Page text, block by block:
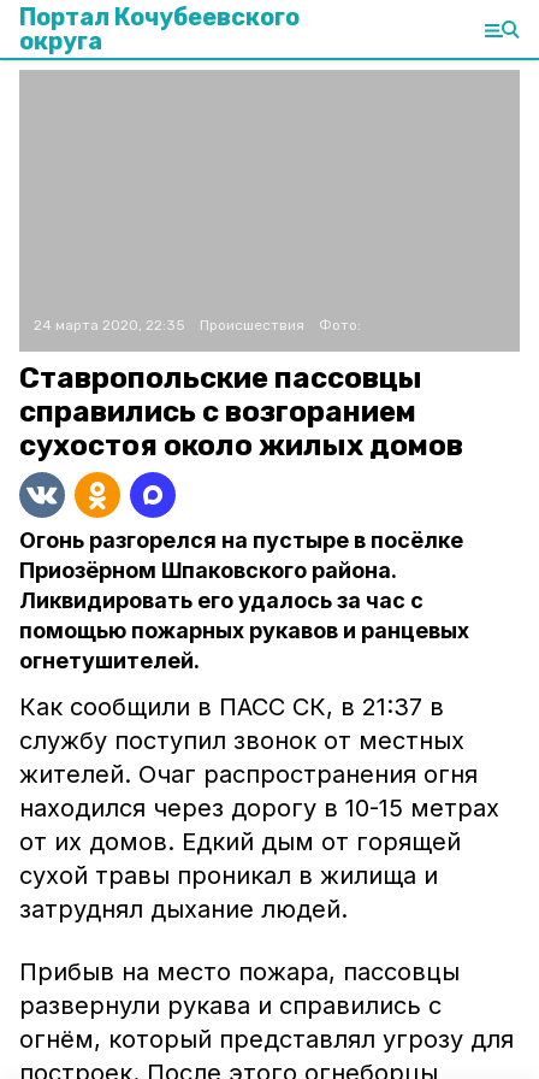
Портал Кочубеевского
округа
24 марта 2020, 22:35 Происшествия Фото:
Ставропольские пассовцы
справились с возгоранием
сухостоя около жилых домов
Огонь разгорелся на пустыре в посёлке
Приозёрном Шпаковского района.
Ликвидировать его удалось за час с
помощью пожарных рукавов и ранцевых
огнетушителей.
Как сообщили в ПАСС СК, в 21:37 в
службу поступил звонок от местных
жителей. Очаг распространения огня
находился через дорогу в 10-15 метрах
от их домов. Едкий дым от горящей
сухой травы проникал в жилища и
затруднял дыхание людей.
Прибыв на место пожара, пассовцы
развернули рукава и справились с
огнём, который представлял угрозу для
построек. После этого огнеборцы